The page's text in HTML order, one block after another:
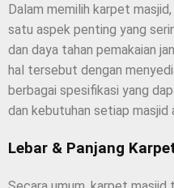
Dalam memilih karpet
satu aspek penting yang
dan daya tahan pemakaian
hal tersebut dengan
berbagai spesifikasi yang
dan kebutuhan setiap masjid
Lebar & Panjang Karpet